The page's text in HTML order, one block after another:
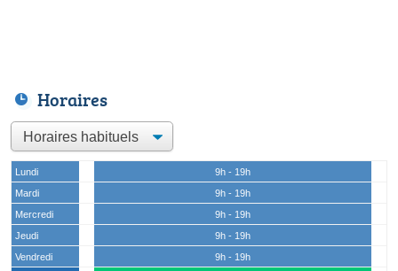
Horaires
Lundi
9h - 19h
Mardi
9h - 19h
Mercredi
9h - 19h
Jeudi
9h - 19h
Vendredi
9h - 19h